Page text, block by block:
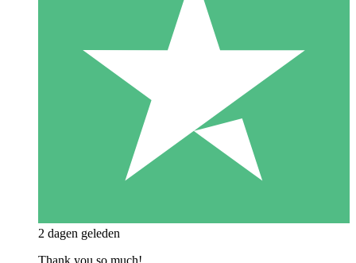
2 dagen geleden
Thank you so much!